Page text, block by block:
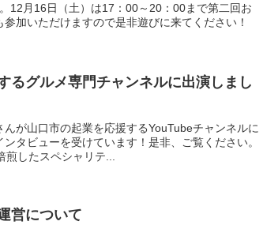
12月16日（土）は17：00～20：00まで第二回お
加いただけますので是非遊びに来てください！
るグルメ専門チャンネルに出演しまし
が山口市の起業を応援するYouTubeチャンネルに
タビューを受けています！是非、ご覧ください。
したスペシャリテ...
営について